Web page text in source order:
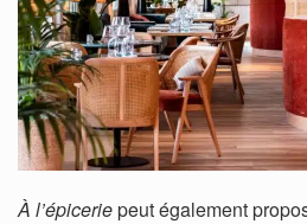
À l’épiceriepeut également